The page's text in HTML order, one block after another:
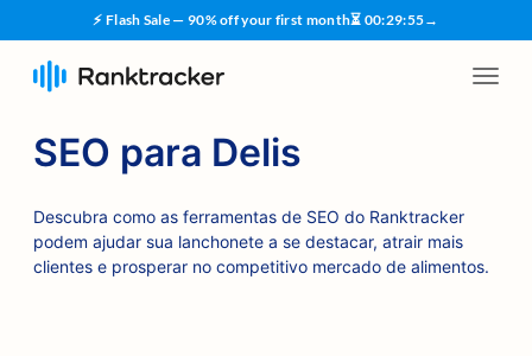
⚡ Flash Sale — 90% off your first month⏳ 00:29:54→
SEO para Delis
Descubra como as ferramentas de SEO do Ranktracker
podem ajudar sua lanchonete a se destacar, atrair mais
clientes e prosperar no competitivo mercado de alimentos.